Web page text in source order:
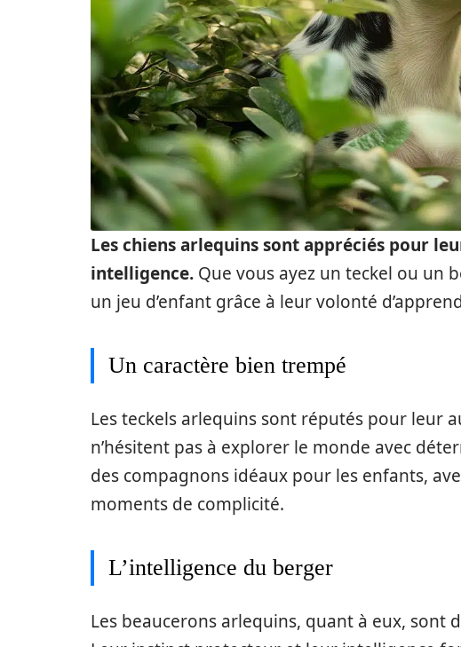
Les chiens arlequins sont appréciés pour
intelligence. Que vous ayez un teckel ou un
un jeu d’enfant grâce à leur volonté
Un caractère bien trempé
Les teckels arlequins sont réputés pour leur
n’hésitent pas à explorer le monde avec
des compagnons idéaux pour les enfants,
moments de complicité.
L’intelligence du berger
Les beaucerons arlequins, quant à eux, sont